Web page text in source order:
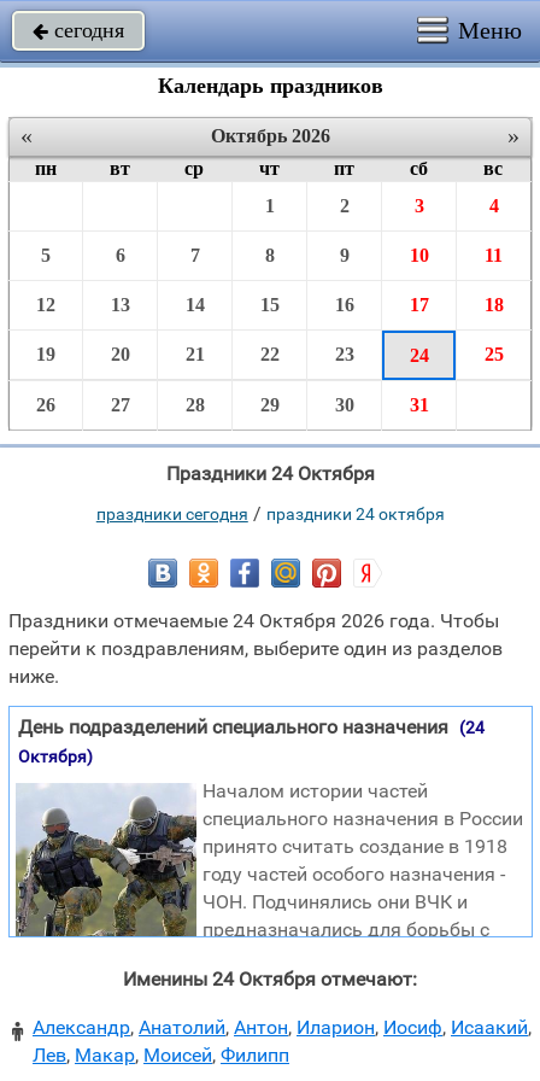
 сегодня Меню
Календарь праздников
« »
Октябрь 2026
пн
вт ср чт пт сб
вс
1
2 3 4
5 6 7 8 9 10 11
12 13 14 15 16 17 18
19 20 21 22 23 24 25
26 27 28 29 30 31
Праздники 24 Октября
праздники сегодня / праздники 24 октября
Праздники отмечаемые 24 Октября 2026 года. Чтобы
перейти к поздравлениям, выберите один из разделов
ниже.
День подразделений специального назначения
(24
Октября)
Началом истории частей
специального назначения в России
принято считать создание в 1918
году частей особого назначения -
ЧОН. Подчинялись они ВЧК и
предназначались для борьбы с
повстанцами на территории собственно России. В
(НКВД - МГБ - КГБ). 24 октября 1950 года военный
министр СССР маршал Советского Союза
Именины 24 Октября отмечают:
 Александр, Анатолий, Антон, Иларион, Иосиф, Исаакий,
Лев, Макар, Моисей, Филипп